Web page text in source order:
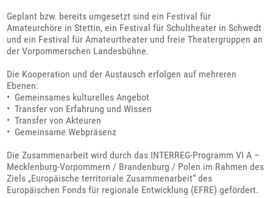
Geplant bzw. bereits umgesetzt sind ein Festival für
Amateurchöre in Stettin, ein Festival für Schultheater in Schwedt
und ein Festival für Amateurtheater und freie Theatergruppen an
der Vorpommerschen Landesbühne.
Die Kooperation und der Austausch erfolgen auf mehreren
Ebenen:
• Gemeinsames kulturelles Angebot
• Transfer von Erfahrung und Wissen
• Transfer von Akteuren
• Gemeinsame Webpräsenz
Die Zusammenarbeit wird durch das INTERREG-Programm VI A –
Mecklenburg-Vorpommern / Brandenburg / Polen im Rahmen des
Ziels „Europäische territoriale Zusammenarbeit“ des
Europäischen Fonds für regionale Entwicklung (EFRE) gefördert.